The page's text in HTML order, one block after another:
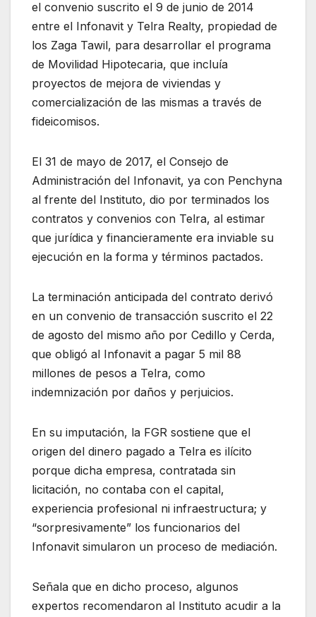
el convenio suscrito el 9 de junio de 2014
entre el Infonavit y Telra Realty, propiedad de
los Zaga Tawil, para desarrollar el programa
de Movilidad Hipotecaria, que incluía
proyectos de mejora de viviendas y
comercialización de las mismas a través de
fideicomisos.
El 31 de mayo de 2017, el Consejo de
Administración del Infonavit, ya con Penchyna
al frente del Instituto, dio por terminados los
contratos y convenios con Telra, al estimar
que jurídica y financieramente era inviable su
ejecución en la forma y términos pactados.
La terminación anticipada del contrato derivó
en un convenio de transacción suscrito el 22
de agosto del mismo año por Cedillo y Cerda,
que obligó al Infonavit a pagar 5 mil 88
millones de pesos a Telra, como
indemnización por daños y perjuicios.
En su imputación, la FGR sostiene que el
origen del dinero pagado a Telra es ilícito
porque dicha empresa, contratada sin
licitación, no contaba con el capital,
experiencia profesional ni infraestructura; y
“sorpresivamente” los funcionarios del
Infonavit simularon un proceso de mediación.
Señala que en dicho proceso, algunos
expertos recomendaron al Instituto acudir a la